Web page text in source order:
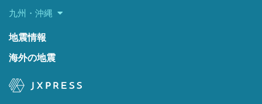
九州・沖縄
地震情報
海外の地震